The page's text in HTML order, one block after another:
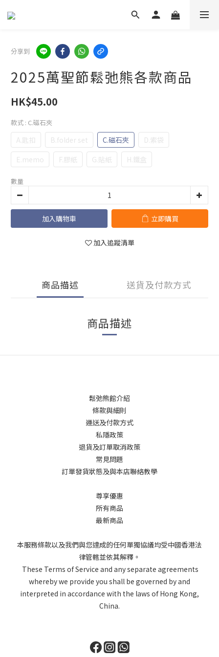
分享到
2025萬聖節鬆弛熊各款商品
HK$45.00
款式 : C.磁石夾
A.匙扣 B.folder set C.磁石夾
D.索袋
E.memo
F.膠紙 G.貼紙 H.鐵盒
數量
加入購物車 立即購買
加入追蹤清單
商品描述 送貨及付款方式
商品描述
鬆弛熊館介紹
條款與細則
運送及付款方式
私隱政策
退貨及訂單取消政策
常見問題
訂單發貨狀態及與本店聯絡教學
尊享優惠
所有商品
最新商品
本服務條款以及我們與您達成的任何單獨協議均受中國香港法
律管轄並依其解釋。
These Terms of Service and any separate agreements
whereby we provide you shall be governed by and
interpreted in accordance with the laws of Hong Kong,
China.